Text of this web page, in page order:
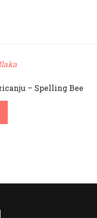
– Spelling Bee